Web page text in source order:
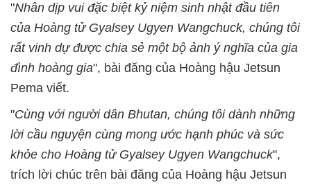
"Nhân dịp vui đặc biệt kỷ niệm sinh nhật đầu tiên
của Hoàng tử Gyalsey Ugyen Wangchuck, chúng tôi
rất vinh dự được chia sẻ một bộ ảnh ý nghĩa của gia
đình hoàng gia", bài đăng của Hoàng hậu Jetsun
Pema viết.
"Cùng với người dân Bhutan, chúng tôi dành những
lời cầu nguyện cùng mong ước hạnh phúc và sức
khỏe cho Hoàng tử Gyalsey Ugyen Wangchuck",
trích lời chúc trên bài đăng của Hoàng hậu Jetsun